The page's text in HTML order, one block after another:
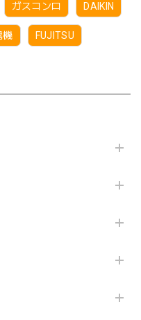
ガスコンロ DAIKIN
機 FUJITSU